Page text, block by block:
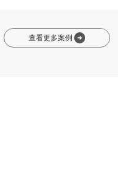
查看更多案例 